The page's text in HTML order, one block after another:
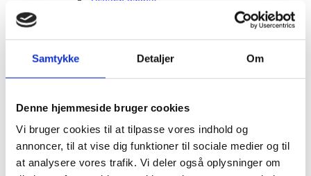
Samtykke Detaljer Om
Denne hjemmeside bruger cookies
Vi bruger cookies til at tilpasse vores indhold og
annoncer, til at vise dig funktioner til sociale medier og til
at analysere vores trafik. Vi deler også oplysninger om
Parkbænke
Udendørs leg & Spil
Sport
Hoppeborge
Legehuse
Sandkasser
Gokart og el-biler
Havemøbler